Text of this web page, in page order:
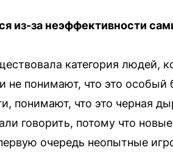
из-за неэффективности
категория людей,
понимают, что это особый
понимают, что это черная
говорить, потому что
очередь неопытные